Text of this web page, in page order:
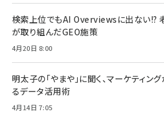
検索上位でもAI Overviewsに出ない!?
が取り組んだGEO施策
4月20日 8:00
明太子の「やまや」に聞く、マーケティン
るデータ活用術
4月14日 7:05